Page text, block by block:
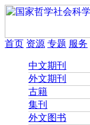
首页 资源 专题 服务
中文期刊
外文期刊
古籍
集刊
外文图书